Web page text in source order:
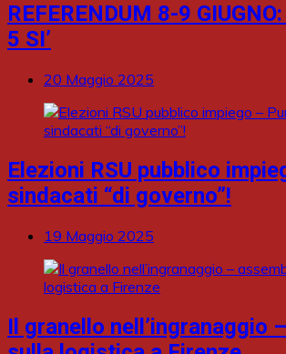
REFERENDUM 8-9
5 SI’
20 Maggio 2025
Elezioni RSU pubblico
sindacati “di governo”!
19 Maggio 2025
Il granello nell’ingranaggio